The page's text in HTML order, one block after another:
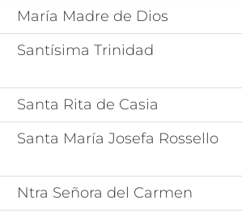
María Madre de Dios
Santísima Trinidad
Santa Rita de Casia
Santa María Josefa Rossello
Ntra Señora del Carmen